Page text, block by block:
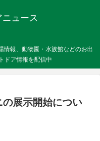
ュース
情報、動物園・水族館などのお出
ドア情報を配信中
展示開始につい